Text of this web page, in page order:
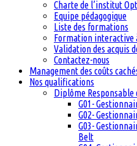
Charte de l’institut
Equipe pédagogique
Liste des formations
Formation interactive
Validation des acquis
Contactez-nous
Management des coûts
Nos qualifications
Diplôme Responsable
G01-
G02-
G03-
Belt